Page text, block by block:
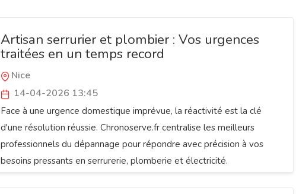
Artisan serrurier et plombier : Vos urgences
traitées en un temps record
Nice
14-04-2026 13:45
Face à une urgence domestique imprévue, la réactivité est la clé
d'une résolution réussie. Chronoserve.fr centralise les meilleurs
professionnels du dépannage pour répondre avec précision à vos
besoins pressants en serrurerie, plomberie et électricité.